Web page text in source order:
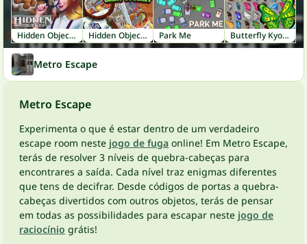
Hidden Objects: Brain Teaser Hidden Object: Great Journey Park Me Butterfly Kyodai
Metro Escape
Metro Escape
Experimenta o que é estar dentro de um verdadeiro
escape room neste jogo de fuga online! Em Metro Escape,
terás de resolver 3 níveis de quebra-cabeças para
encontrares a saída. Cada nível traz enigmas diferentes
que tens de decifrar. Desde códigos de portas a quebra-
cabeças divertidos com outros objetos, terás de pensar
em todas as possibilidades para escapar neste jogo de
raciocínio grátis!